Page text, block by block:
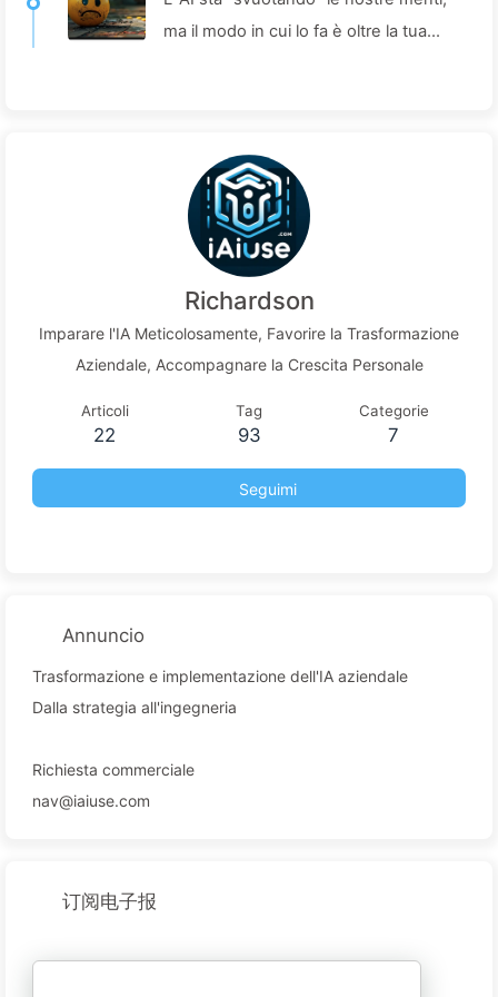
ma il modo in cui lo fa è oltre la tua
Richardson
Imparare l'IA Meticolosamente, Favorire la Trasformazione
Aziendale, Accompagnare la Crescita Personale
Articoli
22
Tag
93
Categorie
7
Seguimi
Annuncio
Trasformazione e implementazione dell'IA aziendale
Dalla strategia all'ingegneria
Richiesta commerciale
nav@iaiuse.com
订阅电子报